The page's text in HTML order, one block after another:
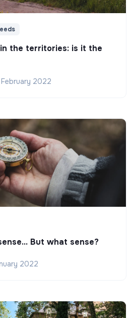
the territories: is it the
February 2022
But what sense?
2022